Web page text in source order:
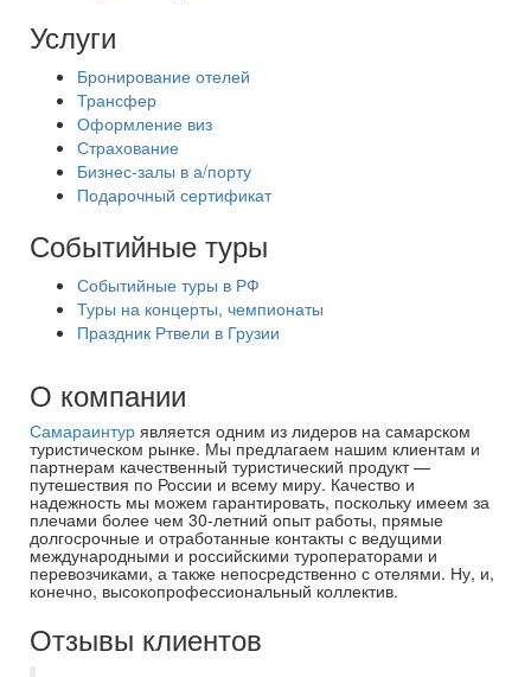
Услуги
Бронирование отелей
Трансфер
Оформление виз
Страхование
Бизнес-залы в а/порту
Подарочный сертификат
Событийные туры
Событийные туры в РФ
Туры на концерты, чемпионаты
Праздник Ртвели в Грузии
О компании
Самараинтур является одним из лидеров на самарском
туристическом рынке. Мы предлагаем нашим клиентам и
партнерам качественный туристический продукт —
путешествия по России и всему миру. Качество и
надежность мы можем гарантировать, поскольку имеем за
плечами более чем 30-летний опыт работы, прямые
долгосрочные и отработанные контакты с ведущими
международными и российскими туроператорами и
перевозчиками, а также непосредственно с отелями. Ну, и,
конечно, высокопрофессиональный коллектив.
Отзывы клиентов